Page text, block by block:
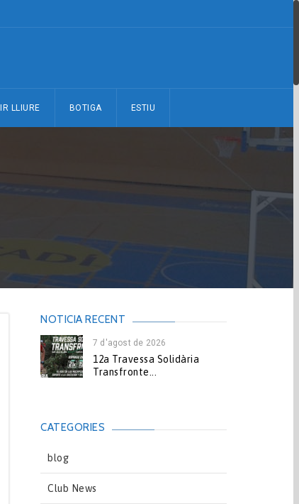
LLIURE BOTIGA ESTIU
NOTICIA RECENT
7 d'agost de 2026
12a Travessa Solidària
Transfronte...
CATEGORIES
blog
Club News